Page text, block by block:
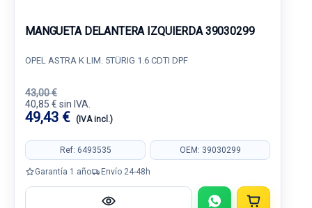
MANGUETA DELANTERA IZQUIERDA 39030299
OPEL ASTRA K LIM. 5TÜRIG 1.6 CDTI DPF
43,00 €
40,85 € sin IVA.
49,43 € (IVA incl.)
Ref: 6493535 OEM: 39030299
Garantía 1 año Envío 24-48h